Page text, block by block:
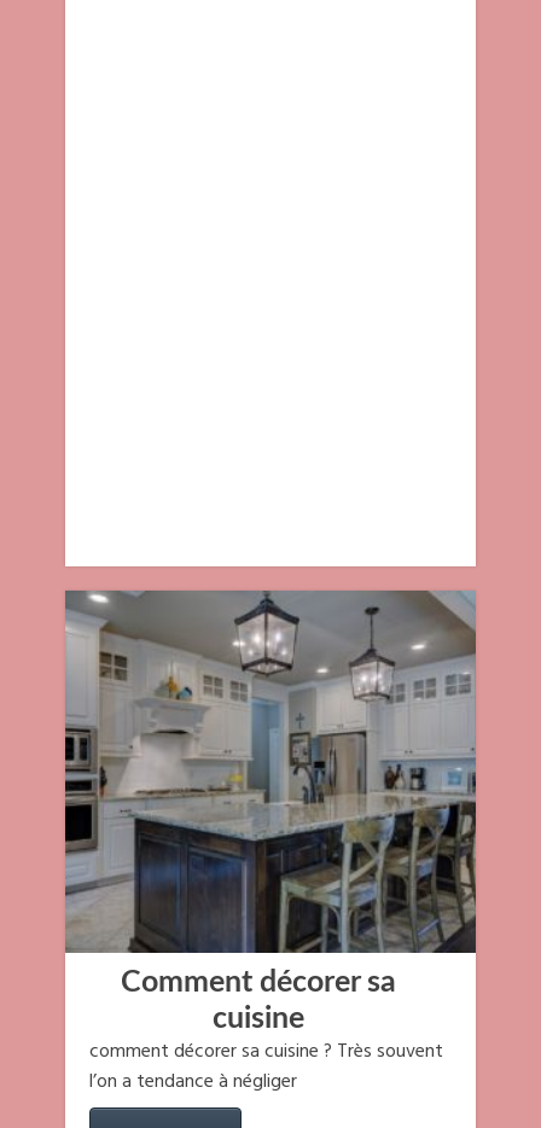
Comment décorer sa
cuisine
comment décorer sa cuisine ? Très souvent
l’on a tendance à négliger